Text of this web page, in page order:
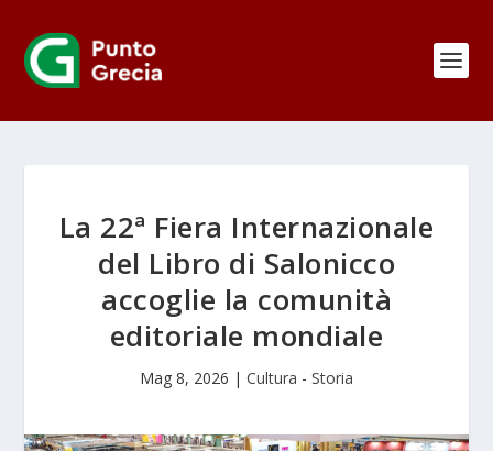
La 22ª Fiera Internazionale
del Libro di Salonicco
accoglie la comunità
editoriale mondiale
Mag 8, 2026 | Cultura - Storia